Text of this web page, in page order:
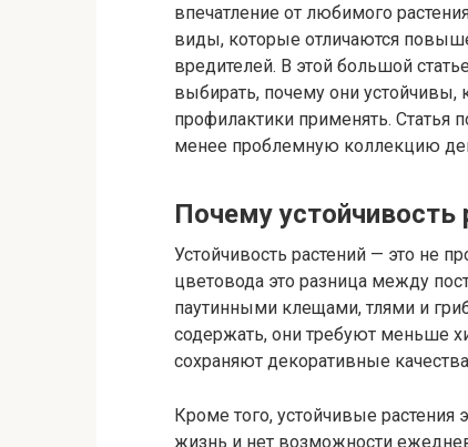
впечатление от любимого
виды, которые отличаются
вредителей. В этой большой
выбирать, почему они
профилактики применять.
менее проблемную коллекцию
Почему устойчивость
Устойчивость растений — это не
цветовода это разница между
паутинными клещами, тлями и
содержать, они требуют меньше
сохраняют декоративные
Кроме того, устойчивые
жизнь и нет возможности